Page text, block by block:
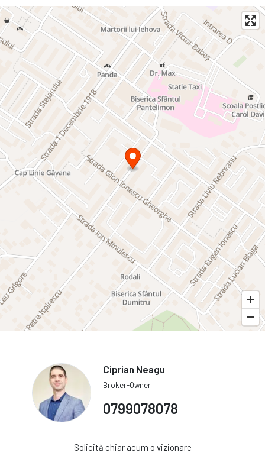
Ciprian Neagu
Broker-Owner
0799078078
Solicită chiar acum o vizionare